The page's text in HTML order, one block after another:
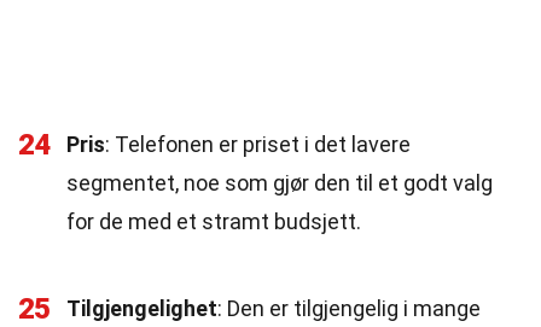
24 Pris: Telefonen er priset i det lavere
segmentet, noe som gjør den til et godt valg
for de med et stramt budsjett.
25 Tilgjengelighet: Den er tilgjengelig i mange